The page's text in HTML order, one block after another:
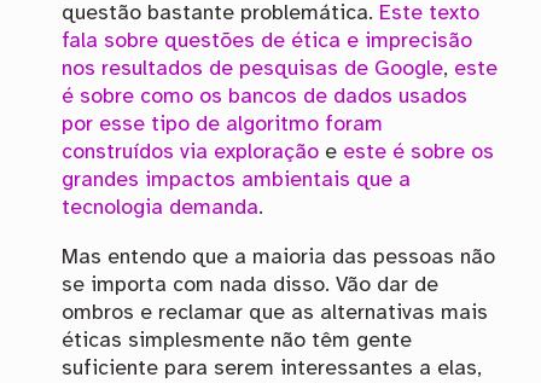
questão bastante problemática. Este texto
fala sobre questões de ética e imprecisão
nos resultados de pesquisas de Google, este
é sobre como os bancos de dados usados
por esse tipo de algoritmo foram
construídos via exploraçãoe este é sobre os
grandes impactos ambientais que a
tecnologia demanda.
Mas entendo que a maioria das pessoas não
se importa com nada disso. Vão dar de
ombros e reclamar que as alternativas mais
éticas simplesmente não têm gente
suficiente para serem interessantes a elas,